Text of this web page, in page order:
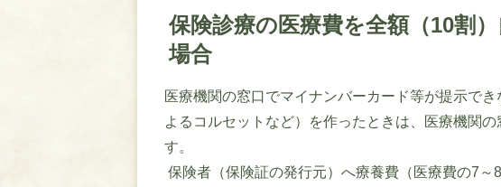
保険診療の医療費を全額（10割
場合
医療機関の窓口でマイナンバーカード等が提示で
よるコルセットなど）を作ったときは、医療機関
す。
保険者（保険証の発行元）へ療養費（医療費の7